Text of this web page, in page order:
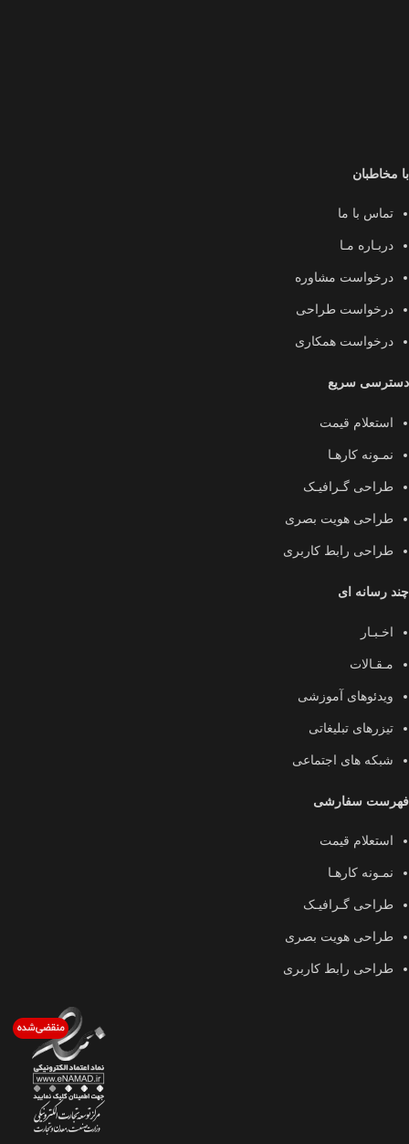
با مخاطبان
تماس با ما
دربـاره مـا
درخواست مشاوره
درخواست طراحی
درخواست همکاری
دسترسی سریع
استعلام قیمت
نمـونه کارهـا
طراحی گـرافیـک
طراحی هویت بصری
طراحی رابط کاربری
چند رسانه ای
اخـبـار
مـقـالات
ویدئوهای آموزشی
تیزرهای تبلیغاتی
شبکه های اجتماعی
فهرست سفارشی
استعلام قیمت
نمـونه کارهـا
طراحی گـرافیـک
طراحی هویت بصری
طراحی رابط کاربری